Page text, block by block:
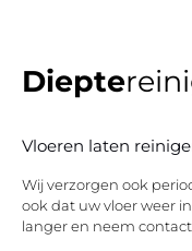
Diepte
Vloeren laten
Wij verzorgen ook
ook dat uw vloer weer
langer en neem